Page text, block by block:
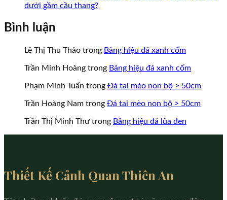
dưới gầm cầu thang?
Bình luận
Lê Thị Thu Thảo trong Bảng hiệu đá xanh cốm
Trần Minh Hoàng trong Bảng hiệu đá xanh cốm
Phạm Minh Tuấn trong Đá tai mèo non bộ > 50cm
Trần Hoàng Nam trong Đá tai mèo non bộ > 50cm
Trần Thị Minh Thưtrong Bảng hiệu đá lũa đen
Thiết Kế Cảnh Quan Thiên An